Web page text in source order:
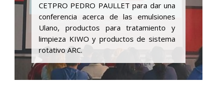
CETPRO PEDRO PAULLET para dar una
conferencia acerca de las emulsiones
Ulano, productos para tratamiento y
limpieza KIWO y productos de sistema
rotativo ARC.